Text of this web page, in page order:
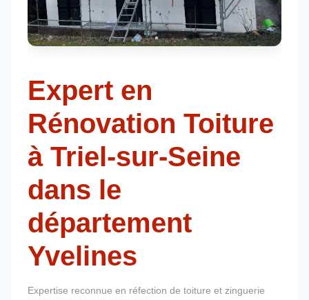
Expert en
Rénovation Toiture
à Triel-sur-Seine
dans le
département
Yvelines
Expertise reconnue en réfection de toiture et zinguerie